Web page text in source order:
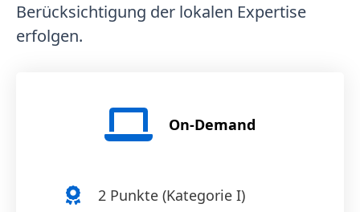
Berücksichtigung der lokalen Expertise
erfolgen.
On-Demand
2Punkte (Kategorie I)